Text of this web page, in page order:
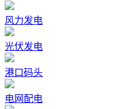
风力发电
光伏发电
港口码头
电网配电